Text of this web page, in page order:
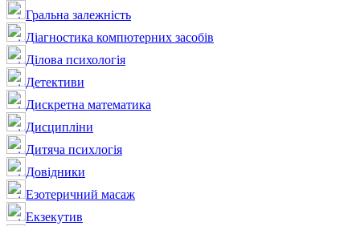
Гральна залежність
Діагностика компютерних засобів
Ділова психологія
Детективи
Дискретна математика
Дисципліни
Дитяча психлогія
Довідники
Езотеричний масаж
Екзекутив